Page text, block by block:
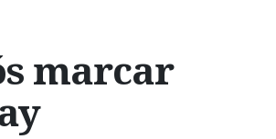
marcar